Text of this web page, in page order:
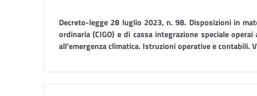
Decreto-legge 28 luglio 2023, n. 98. Disposizioni in
ordinaria (CIGO) e di cassa integrazione speciale
all’emergenza climatica. Istruzioni operative e contabili.